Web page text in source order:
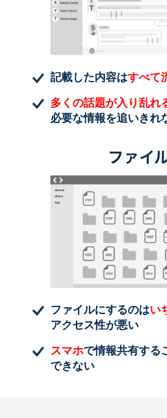
記載した内容はすべて
多くの話題が入り乱れ
必要な情報を追いきれ
ファイルにするのはい
アクセス性が悪い
スマホで情報共有する
できない